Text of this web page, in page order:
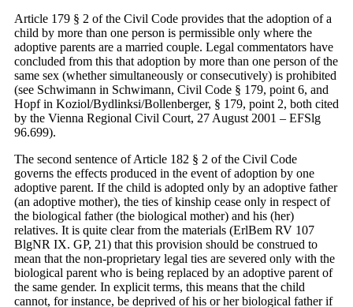
Article 179 § 2 of the Civil Code provides that the adoption of a
child by more than one person is permissible only where the
adoptive parents are a married couple. Legal commentators have
concluded from this that adoption by more than one person of the
same sex (whether simultaneously or consecutively) is prohibited
(see Schwimann in Schwimann, Civil Code § 179, point 6, and
Hopf in Koziol/Bydlinksi/Bollenberger, § 179, point 2, both cited
by the Vienna Regional Civil Court, 27 August 2001 – EFSlg
96.699).
The second sentence of Article 182 § 2 of the Civil Code
governs the effects produced in the event of adoption by one
adoptive parent. If the child is adopted only by an adoptive father
(an adoptive mother), the ties of kinship cease only in respect of
the biological father (the biological mother) and his (her)
relatives. It is quite clear from the materials (ErlBem RV 107
BlgNR IX. GP, 21) that this provision should be construed to
mean that the non-proprietary legal ties are severed only with the
biological parent who is being replaced by an adoptive parent of
the same gender. In explicit terms, this means that the child
cannot, for instance, be deprived of his or her biological father if